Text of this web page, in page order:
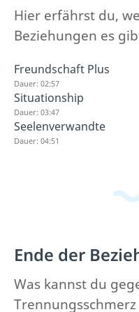
Hier erfährst du,
Beziehungen es
Freundschaft Plus
Dauer: 02:57
Situationship
Dauer: 03:47
Seelenverwandte
Dauer: 04:51
Ende der
Was kannst du